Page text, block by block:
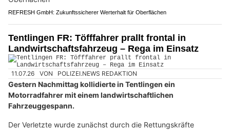
REFRESH GmbH: Zukunftssicherer Werterhalt für Oberflächen
Tentlingen FR: Töfffahrer prallt frontal in
Landwirtschaftsfahrzeug – Rega im Einsatz
11.07.26 VON POLIZEI.NEWS REDAKTION
Gestern Nachmittag kollidierte in Tentlingen ein
Motorradfahrer mit einem landwirtschaftlichen
Fahrzeuggespann.
Der Verletzte wurde zunächst durch die Rettungskräfte